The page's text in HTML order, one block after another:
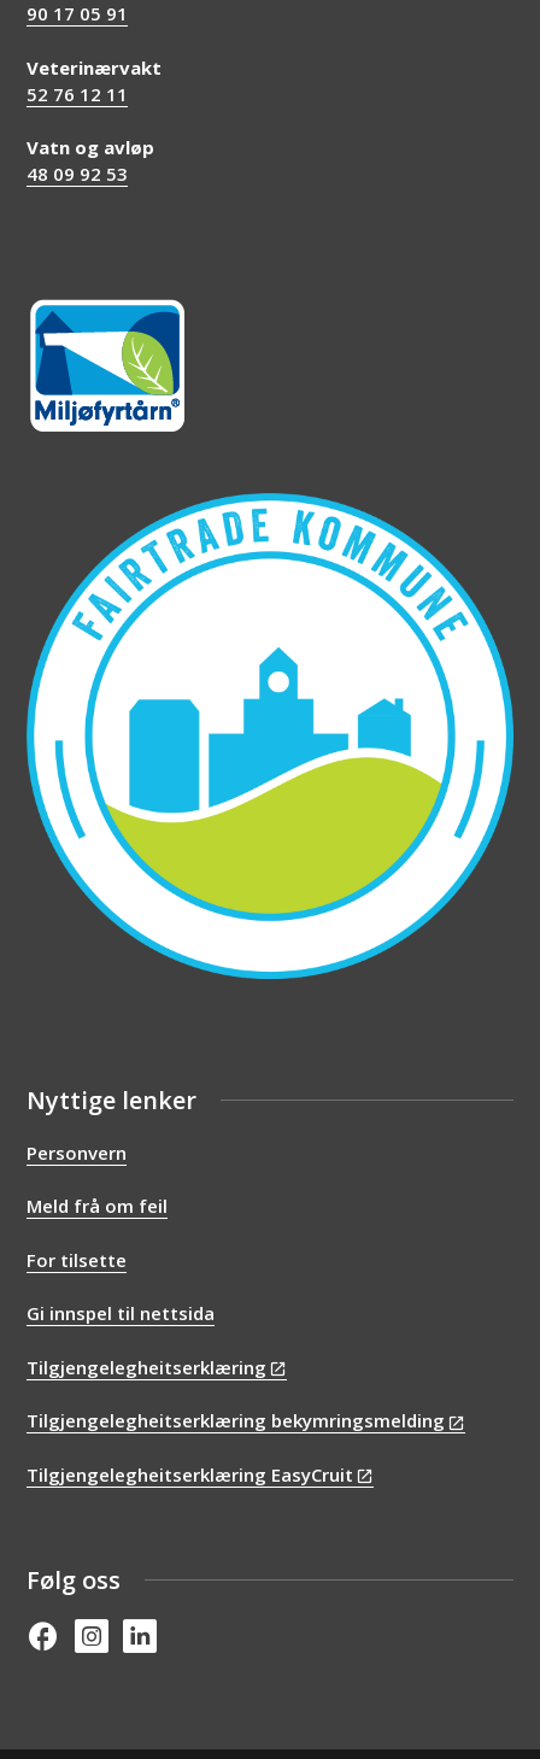
90 17 05 91
Veterinærvakt
52 76 12 11
Vatn og avløp
48 09 92 53
Nyttige lenker
Personvern
Meld frå om feil
For tilsette
Gi innspel til nettsida
Tilgjengelegheitserklæring
Tilgjengelegheitserklæring bekymringsmelding
Tilgjengelegheitserklæring EasyCruit
Følg oss
FacebookInstagramLinked in